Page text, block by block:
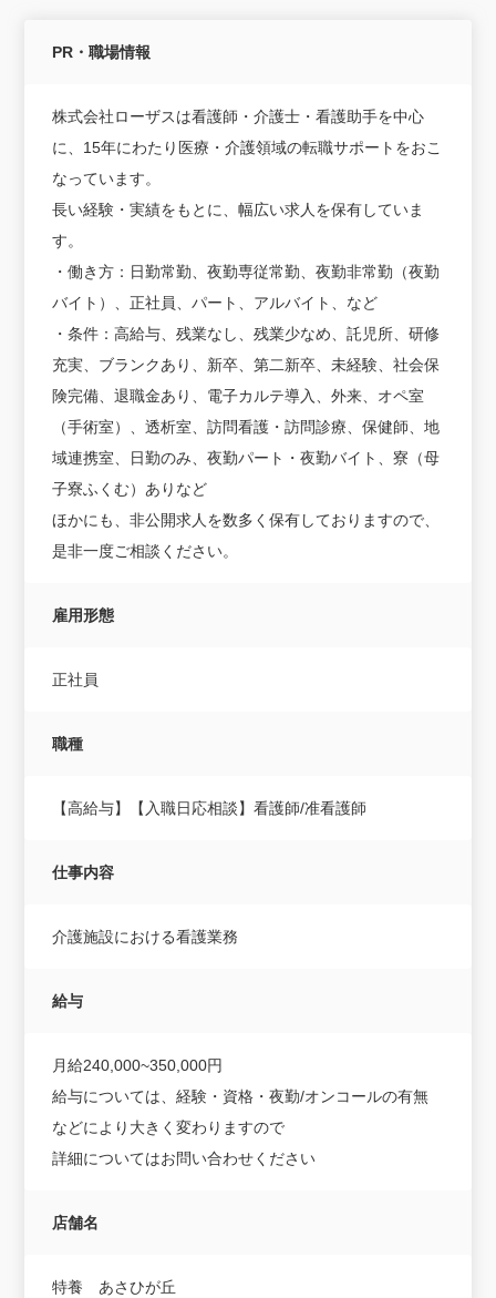
PR・職場情報
株式会社ローザスは看護師・介護士・看護助手を中心
に、15年にわたり医療・介護領域の転職サポートをおこ
なっています。
長い経験・実績をもとに、幅広い求人を保有していま
す。
・働き方：日勤常勤、夜勤専従常勤、夜勤非常勤（夜勤
バイト）、正社員、パート、アルバイト、など
・条件：高給与、残業なし、残業少なめ、託児所、研修
充実、ブランクあり、新卒、第二新卒、未経験、社会保
険完備、退職金あり、電子カルテ導入、外来、オペ室
（手術室）、透析室、訪問看護・訪問診療、保健師、地
域連携室、日勤のみ、夜勤パート・夜勤バイト、寮（母
子寮ふくむ）ありなど
ほかにも、非公開求人を数多く保有しておりますので、
是非一度ご相談ください。
雇用形態
正社員
職種
【高給与】【入職日応相談】看護師/准看護師
仕事内容
介護施設における看護業務
給与
月給240,000~350,000円
給与については、経験・資格・夜勤/オンコールの有無
などにより大きく変わりますので
詳細についてはお問い合わせください
店舗名
特養 あさひが丘